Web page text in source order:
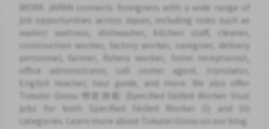
WORK JAPAN connects foreigners with a wide range of
job opportunities across Japan, including roles such as
waiter/ waitress, dishwasher, kitchen staff, cleaner,
construction worker, factory worker, caregiver, delivery
personnel, farmer, fishery worker, hotel receptionist,
office administrator, call center agent, translator,
English teacher, tour guide, and more. We also offer
Tokutei Ginou 特定技能 (Specified Skilled Worker Visa)
jobs for both Specified Skilled Worker (i) and (ii)
categories. Learn more about Tokutei Ginou on our blog.